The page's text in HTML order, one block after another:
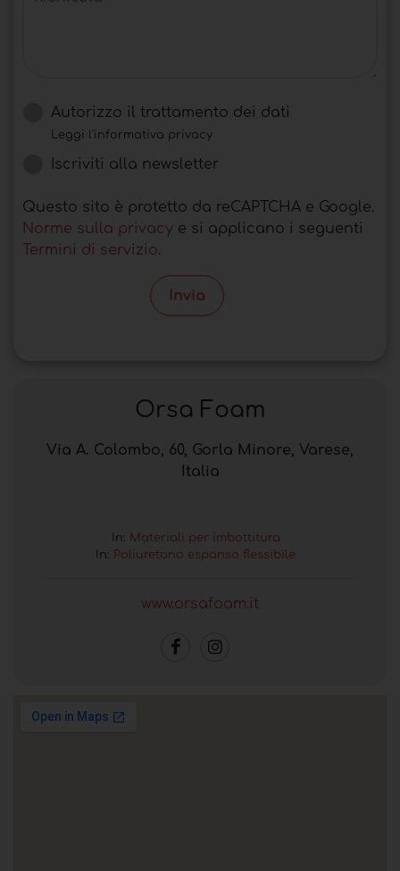
Autorizzo il trattamento dei dati
Leggi l'informativa privacy
Iscriviti alla newsletter
Questo sito è protetto da reCAPTCHA e Google.
Norme sulla privacy e si applicano i seguenti
Termini di servizio.
Invia
Orsa Foam
Via A. Colombo, 60, Gorla Minore, Varese,
Italia
In: Materiali per imbottitura
In: Poliuretano espanso flessibile
www.orsafoam.it